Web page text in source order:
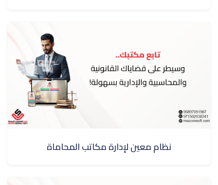
نظام معين لإدارة مكاتب المحاماة